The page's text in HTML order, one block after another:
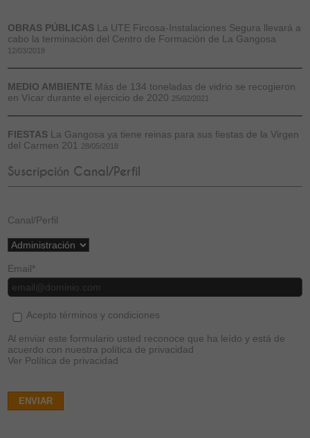
OBRAS PÚBLICAS La UTE Fircosa-Instalaciones Segura llevará a
cabo la terminación del Centro de Formación de La Gangosa
12/03/2019
MEDIO AMBIENTE Más de 134 toneladas de vidrio se recogieron
en Vícar durante el ejercicio de 2020 25/02/2021
FIESTAS La Gangosa ya tiene reinas para sus fiestas de la Virgen
del Carmen 201
28/05/2018
Suscripción Canal/Perfil
Canal/Perfil
Email*
Acepto términos y condiciones
Al enviar este formulario usted reconoce que ha leído y está de
acuerdo con nuestra política de privacidad
Ver Política de privacidad
ENVIAR